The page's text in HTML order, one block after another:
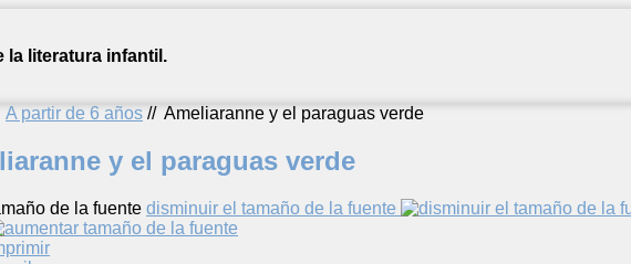
la literatura infantil.
A partir de 6 años // Ameliaranne y el paraguas verde
y el paraguas verde
de la fuente disminuir el tamaño de la fuente